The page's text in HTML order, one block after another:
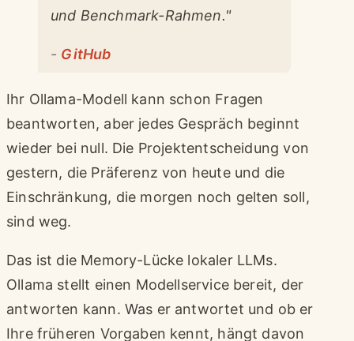
und Benchmark-Rahmen."
- GitHub
Ihr Ollama-Modell kann schon Fragen
beantworten, aber jedes Gespräch beginnt
wieder bei null. Die Projektentscheidung von
gestern, die Präferenz von heute und die
Einschränkung, die morgen noch gelten soll,
sind weg.
Das ist die Memory-Lücke lokaler LLMs.
Ollama stellt einen Modellservice bereit, der
antworten kann. Was er antwortet und ob er
Ihre früheren Vorgaben kennt, hängt davon